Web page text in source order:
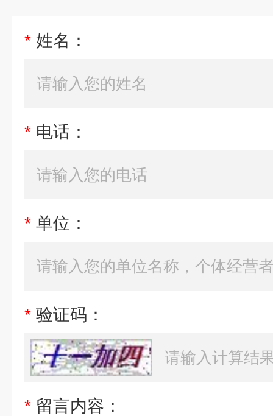
* 姓名：
* 电话：
* 单位：
* 验证码：
* 留言内容：